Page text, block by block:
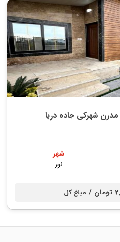
شهرکی جاده دریا
شهر
نور
/ مبلغ کل